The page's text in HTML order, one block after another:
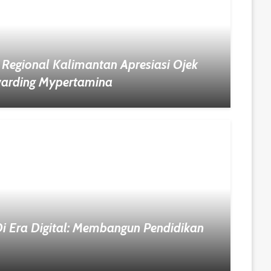
Kalimantan Apresiasi Ojek
Mypertamina
Era Digital: Membangun Pendidikan